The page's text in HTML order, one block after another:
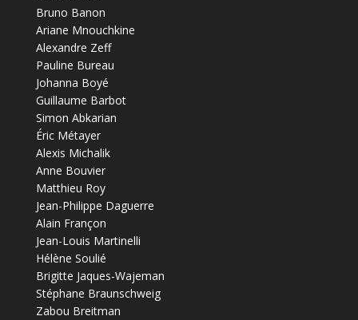
Bruno Banon
Ariane Mnouchkine
Alexandre Zeff
Pauline Bureau
Johanna Boyé
Guillaume Barbot
Simon Abkarian
Éric Métayer
Alexis Michalik
Anne Bouvier
Matthieu Roy
Jean-Philippe Daguerre
Alain Françon
Jean-Louis Martinelli
Hélène Soulié
Brigitte Jaques-Wajeman
Stéphane Braunschweig
Zabou Breitman